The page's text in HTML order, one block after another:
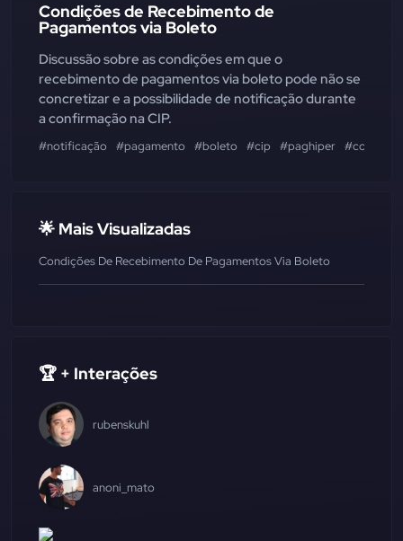
Condições de Recebimento de
Pagamentos via Boleto
Discussão sobre as condições em que o
recebimento de pagamentos via boleto pode não se
concretizar e a possibilidade de notificação durante
a confirmação na CIP.
#notificação #pagamento #boleto #cip #paghiper
🌟 Mais Visualizadas
Condições De Recebimento De Pagamentos Via Boleto
🏆 + Interações
rubenskuhl
anoni_mato